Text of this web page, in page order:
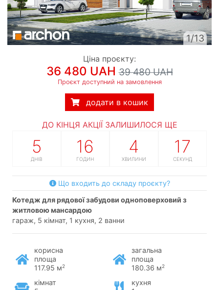
1/13
Ціна проєкту:
36 480 UAH39 480 UAH
Проєкт доступний на замовлення
додати в кошик
ДО КІНЦЯ АКЦІЇ ЗАЛИШИЛОСЯ ЩЕ
5
ДНІВ
16
ГОДИН
4
ХВИЛИНИ
16
СЕКУНД
Що входить до складу проєкту?
котедж для рядової забудови одноповерховий з
житловою мансардою
гараж, 5 кімнат, 1 кухня, 2 ванни
корисна
площа
117.95 м2
загальна
площа
180.36 м2
кімнат
кухня